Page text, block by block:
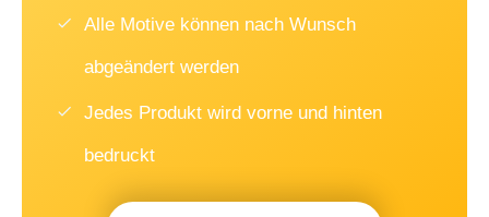
Alle Motive können nach Wunsch
abgeändert werden
Jedes Produkt wird vorne und hinten
bedruckt